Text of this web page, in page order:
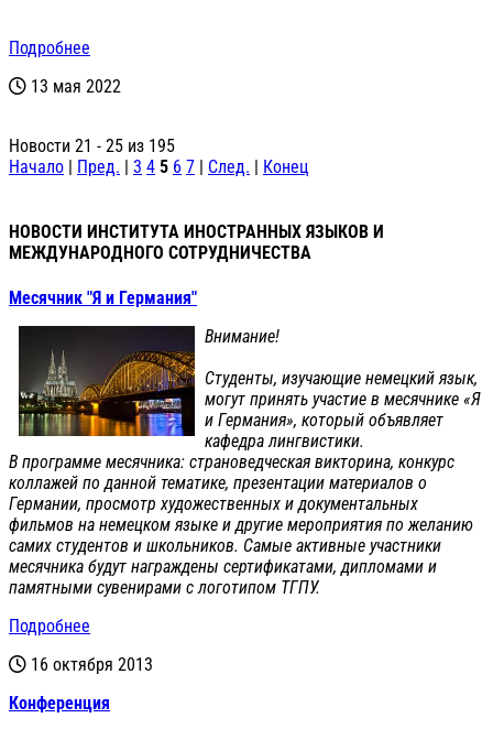
Подробнее
13 мая 2022
Новости 21 - 25 из 195
Начало | Пред. | 3 4 5 6 7 | След. | Конец
НОВОСТИ ИНСТИТУТА ИНОСТРАННЫХ ЯЗЫКОВ И
МЕЖДУНАРОДНОГО СОТРУДНИЧЕСТВА
Месячник "Я и Германия"
Внимание!
Студенты, изучающие немецкий язык,
могут принять участие в месячнике «Я
и Германия», который объявляет
кафедра лингвистики.
В программе месячника: страноведческая викторина, конкурс
коллажей по данной тематике, презентации материалов о
Германии, просмотр художественных и документальных
фильмов на немецком языке и другие мероприятия по желанию
самих студентов и школьников. Самые активные участники
месячника будут награждены сертификатами, дипломами и
памятными сувенирами с логотипом ТГПУ.
Подробнее
16 октября 2013
Конференция